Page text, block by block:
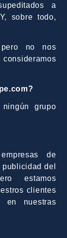
a
sobre todo,
pero no nos
grupo
de
del
estamos
clientes
en nuestras